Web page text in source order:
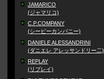
JAMARICO
(ジャマリコ)
C.P.COMPANY
(シーピーカンパニー)
DANIELE ALESSANDRINI
(ダニエレ アレッサンドリー二)
REPLAY
(リプレイ)